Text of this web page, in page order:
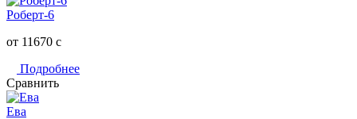
Роберт-6
от 11670 c
Подробнее
Сравнить
Ева